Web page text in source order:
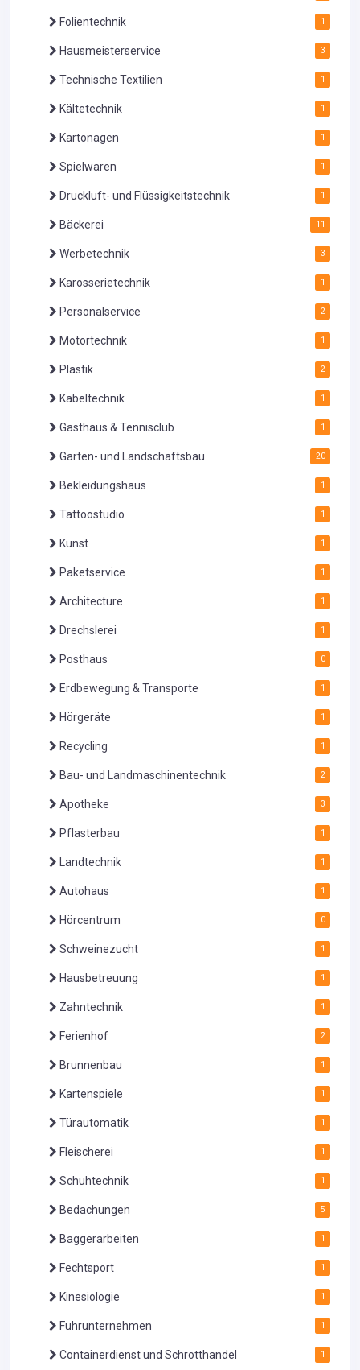
Folientechnik 1
Hausmeisterservice 3
Technische Textilien 1
Kältetechnik 1
Kartonagen 1
Spielwaren 1
Druckluft- und Flüssigkeitstechnik 1
Bäckerei 11
Werbetechnik 3
Karosserietechnik 1
Personalservice 2
Motortechnik 1
Plastik 2
Kabeltechnik 1
Gasthaus & Tennisclub 1
Garten- und Landschaftsbau 20
Bekleidungshaus 1
Tattoostudio 1
Kunst 1
Paketservice 1
Architecture 1
Drechslerei 1
Posthaus 0
Erdbewegung & Transporte 1
Hörgeräte 1
Recycling 1
Bau- und Landmaschinentechnik 2
Apotheke 3
Pflasterbau 1
Landtechnik 1
Autohaus 1
Hörcentrum 0
Schweinezucht 1
Hausbetreuung 1
Zahntechnik 1
Ferienhof 2
Brunnenbau 1
Kartenspiele 1
Türautomatik 1
Fleischerei 1
Schuhtechnik 1
Bedachungen 5
Baggerarbeiten 1
Fechtsport 1
Kinesiologie 1
Fuhrunternehmen 1
Containerdienst und Schrotthandel 1